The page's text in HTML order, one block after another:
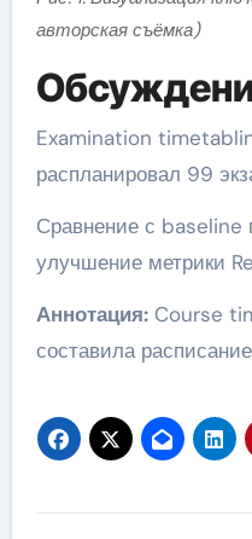
авторская съёмка)
Examination
распланировал 99
Сравнение с
улучшение метрики
Аннотация:Course
составила